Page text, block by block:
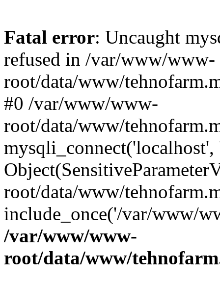
Fatal error: Uncaught
refused in /var/www/www-
root/data/www/
#0 /var/www/www-
root/data/www/
mysqli_connect('localhost',
root/data/www/
include_once('/var/www/
/var/www/www-
root/data/www/